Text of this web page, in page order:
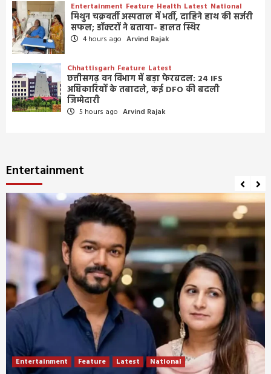
Entertainment Feature Health Latest National
मिथुन चक्रवर्ती अस्पताल में भर्ती, दाहिने हाथ की सर्जरी
सफल; डॉक्टरों ने बताया- हालत स्थिर
4 hours ago Arvind Rajak
Chhattisgarh Feature Latest
छत्तीसगढ़ वन विभाग में बड़ा फेरबदल: 24 IFS
अधिकारियों के तबादले, कई DFO की बदली
जिम्मेदारी
5 hours ago Arvind Rajak
Entertainment
Entertainment Feature Latest National